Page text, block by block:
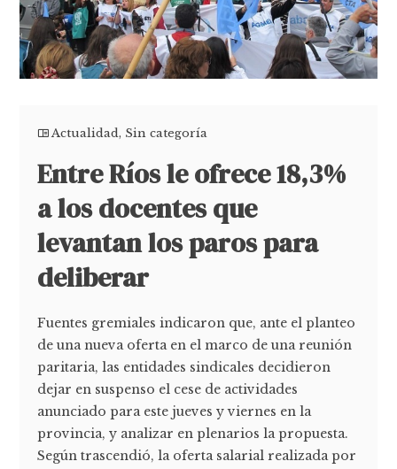
Actualidad, Sin categoría
Entre Ríos le ofrece 18,3%
a los docentes que
levantan los paros para
deliberar
Fuentes gremiales indicaron que, ante el planteo
de una nueva oferta en el marco de una reunión
paritaria, las entidades sindicales decidieron
dejar en suspenso el cese de actividades
anunciado para este jueves y viernes en la
provincia, y analizar en plenarios la propuesta.
Según trascendió, la oferta salarial realizada por